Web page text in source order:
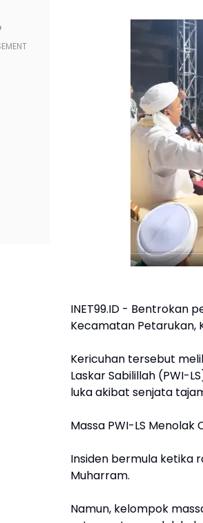
INET99.ID - Bentrokan
Kecamatan Petarukan,
Kericuhan tersebut
Laskar Sabilillah (PWI-
luka akibat senjata
Massa PWI-LS Menolak
Insiden bermula ketika
Muharram.
Namun, kelompok